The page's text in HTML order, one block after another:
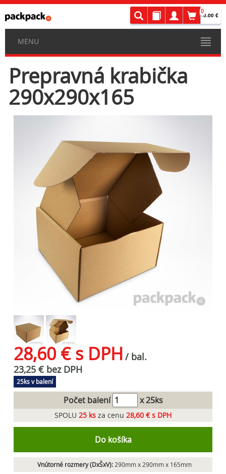
0
0.00 €
MENU
Prepravná krabička
290x290x165
28,60 € s DPH / bal.
23,25 € bez DPH
25ks v balení
Počet balení x 25ks
SPOLU 25 ks za cenu 28,60 € s DPH
Do košíka
Vnútorné rozmery (DxŠxV): 290mm x 290mm x 165mm